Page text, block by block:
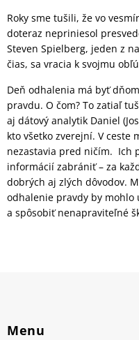
Roky sme tušili, že vo
doteraz nepriniesol
Steven Spielberg, jeden z
čias, sa vracia k svojmu
Deň odhalenia má byť
pravdu. O čom? To zatiaľ
aj dátový analytik Daniel
kto všetko zverejní. V ceste
nezastavia pred ničím. Ich
informácií zabrániť – za
dobrých aj zlých dôvodov.
odhalenie pravdy by
a spôsobiť nenapraviteľné
Menu